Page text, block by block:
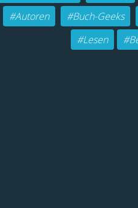
#Autoren
#Buch-Geeks
#Lesen